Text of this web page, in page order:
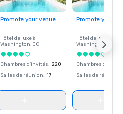
Promote your venue
Hôtel de luxe à
Washington, DC
Chambres d'invités: 220
Salles de réunion: 17
Promote your
Hôtel de luxe à
Washington
Chambres
Salles de réunion